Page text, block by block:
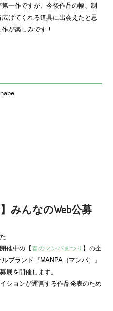
一作ですが、今後作品の幅、制
広げてくれる道具に出会えたと思
が楽しみです！
みんなのWeb公募
催中の【春のマンパまつり 】の企
ブランド『MANPA（マンパ）』
展を開催します。
ションが運営する作品発表のため